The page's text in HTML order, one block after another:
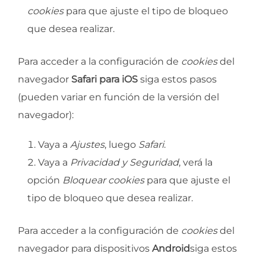
cookiespara que ajuste el tipo de bloqueo
que desea realizar.
Para acceder a la configuración de cookiesdel
navegador Safari para iOS siga estos pasos
(pueden variar en función de la versión del
navegador):
Vaya a Ajustes, luego Safari.
Vaya a Privacidad y Seguridad, verá la
opción Bloquear cookiespara que ajuste el
tipo de bloqueo que desea realizar.
Para acceder a la configuración de cookiesdel
navegador para dispositivos Androidsiga estos